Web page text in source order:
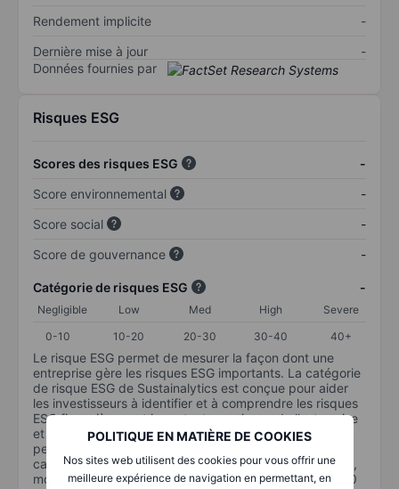
POLITIQUE EN MATIÈRE DE COOKIES
Nos sites web utilisent des cookies pour vous offrir une
meilleure expérience de navigation en permettant, en
Rendement implicite
-
Dernière mise à jour
-
Données fournies par
Risques ESG
Scores des risques ESG
-
Score environnemental
-
Score social
-
Score de gouvernance
-
Catégorie de risques ESG -
Negligible Low Med High
Severe
0-10
10-20 20-30 30-40 40+
Le risque ESG permet de mesurer la façon dont une
entreprise gère les risques ESG importants. La catégorie
de risque ESG de Sustainalytics est conçue pour aider
les investisseurs à identifier et à comprendre les risques
ESG financièrement importants au niveau de l’entreprise
et la manière dont ils sont susceptibles d’affecter les
performances à long terme des investissements en
capital. L’échelle va de 0 à 100. Plus le risque est faible,
moins il est important (0 équivaut à aucun risque et 100